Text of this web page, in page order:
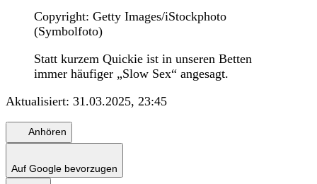
Copyright: Getty Images/iStockphoto
(Symbolfoto)
Statt kurzem Quickie ist in unseren Betten
immer häufiger „Slow Sex“ angesagt.
Aktualisiert: 31.03.2025, 23:45
Anhören
Auf Google bevorzugen